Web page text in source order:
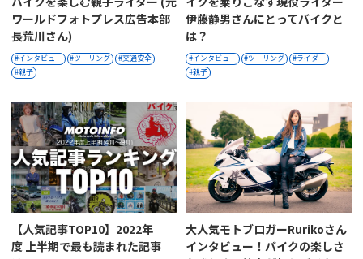
ワールドフォトプレス広告本部
長荒川さん)
インタビュー ツーリング
交通安全
親子
伊藤静男さんにとってバイクと
は？
インタビュー ツーリング
ライダー
親子
【人気記事TOP10】2022年
度 上半期で最も読まれた記事
大人気モトブロガーRurikoさん
インタビュー！バイクの楽しさ